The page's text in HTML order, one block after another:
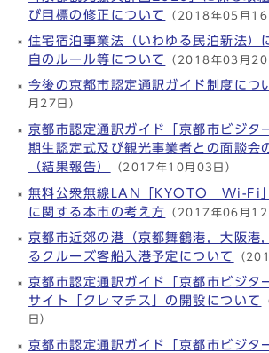
び目標の修正について
（2018年05月16
住宅宿泊事業法（いわゆる民泊新法）
自のルール等について
（2018年03月20
今後の京都市認定通訳ガイド制度につ
月27日）
京都市認定通訳ガイド「京都市ビジタ
期生認定式及び観光事業者との面談会
（結果報告）
（2017年10月03日）
無料公衆無線LAN「KYOTO Wi-Fi」
に関する本市の考え方
（2017年06月12
京都市近郊の港（京都舞鶴港，大阪港
るクルーズ客船入港予定について
（
京都市認定通訳ガイド「京都市ビジタ
サイト「クレマチス」の開設について
日）
京都市認定通訳ガイド「京都市ビジタ